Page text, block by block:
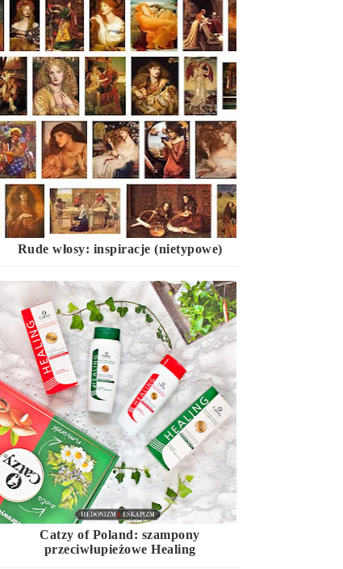
Rude włosy: inspiracje (nietypowe)
Catzy of Poland: szampony
przeciwłupieżowe Healing